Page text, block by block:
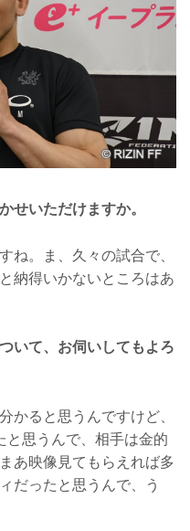
せいただけますか。
ね。ま、久々の試合で、
納得いかないところはあ
いて、お伺いしてもよろ
かると思うんですけど、
と思うんで、相手は金的
あ映像見てもらえれば多
だったと思うんで、う